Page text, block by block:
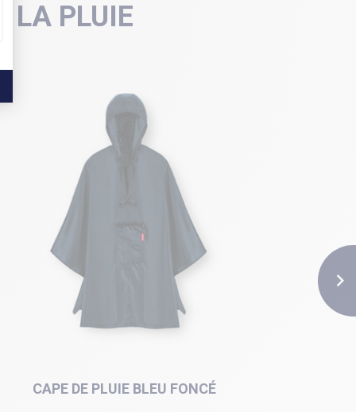
LA PLUIE
CAPE DE PLUIE BLEU FONCÉ
